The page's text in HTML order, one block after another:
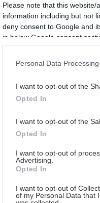
Please note that this
information including but not
deny consent to Google and
in below Google consent
Personal Data
I want to opt-out of the
Opted In
I want to opt-out of the
Opted In
I want to opt-out of
Advertising.
Opted In
I want to opt-out of
of my Personal Data that